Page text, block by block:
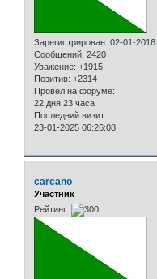
Зарегистрирован: 02-01-2016
Сообщений: 2420
Уважение: +1915
Позитив: +2314
Провел на форуме:
22 дня 23 часа
Последний визит:
23-01-2025 06:26:08
carcano
Участник
Рейтинг: